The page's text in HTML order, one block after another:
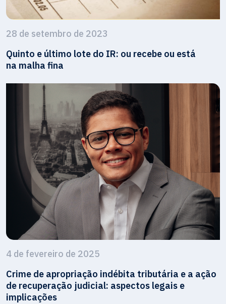
28 de setembro de 2023
Quinto e último lote do IR: ou recebe ou está
na malha fina
4 de fevereiro de 2025
Crime de apropriação indébita tributária e a ação
de recuperação judicial: aspectos legais e
implicações